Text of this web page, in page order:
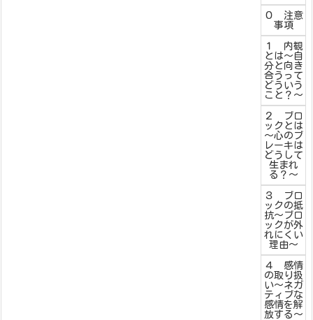
０ 注意
事項
１ 内観
とは～自
分と向き
合うって
どういう
こと？～
２ ブロ
ックとは
～心のブ
レーキは
どうして
生まれ
る？～
３ ブロ
ックの抵
抗～ブロ
ックが外
れにくい
理由～
４ 感情
の取り扱
い～ネガ
ティブな
感情を解
放する～